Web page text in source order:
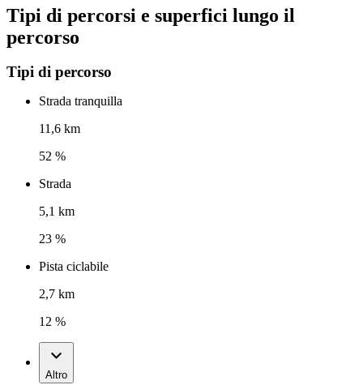
Tipi di percorsi e superfici lungo il
percorso
Tipi di percorso
Strada tranquilla
11,6 km
52 %
Strada
5,1 km
23 %
Pista ciclabile
2,7 km
12 %
Altro